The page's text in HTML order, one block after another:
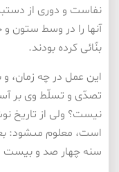
نفاست و دورى از
آنها را در وسط ستون و
بنّائى كرده بودند.
اين عمل در چه زمان،
تصدّى و تسلّط وى بر
نيست؟ ولى از تاريخ
است، معلوم مى‏شود:
سنه چهار صد و بيست